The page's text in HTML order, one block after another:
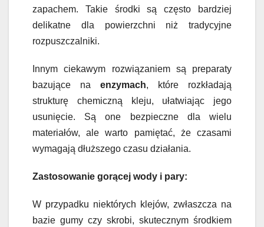
zapachem. Takie środki są często bardziej
delikatne dla powierzchni niż tradycyjne
rozpuszczalniki.
Innym ciekawym rozwiązaniem są preparaty
bazujące na enzymach, które rozkładają
strukturę chemiczną kleju, ułatwiając jego
usunięcie. Są one bezpieczne dla wielu
materiałów, ale warto pamiętać, że czasami
wymagają dłuższego czasu działania.
Zastosowanie gorącej wody i pary:
W przypadku niektórych klejów, zwłaszcza na
bazie gumy czy skrobi, skutecznym środkiem